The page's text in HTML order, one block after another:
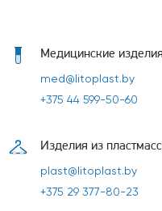
Медицинские
med@litoplast.by
+375 44 599-50-60
Изделия из
plast@litoplast.by
+375 29 377-80-23